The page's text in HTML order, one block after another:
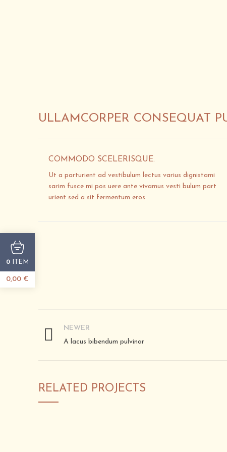
ULLAMCORPER CONSEQUAT
COMMODO SCELERISQUE.
Ut a parturient ad vestibulum lectus varius dignistami
sarim fusce mi pos uere ante vivamus vesti bulum part
urient sed a sit fermentum eros.
NEWER
A lacus bibendum pulvinar
RELATED PROJECTS
0 ITEM
0,00 €